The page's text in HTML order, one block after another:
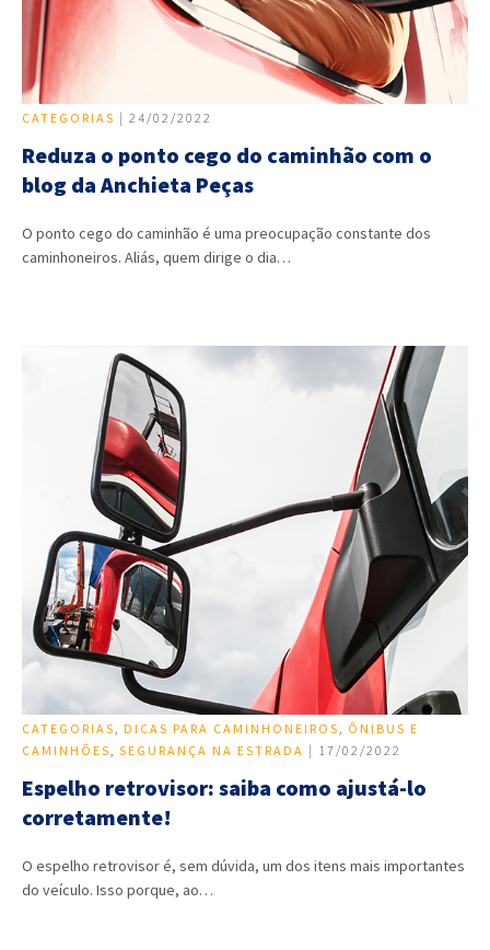
CATEGORIAS | 24/02/2022
Reduza o ponto cego do caminhão com o
blog da Anchieta Peças
O ponto cego do caminhão é uma preocupação constante dos
caminhoneiros. Aliás, quem dirige o dia…
CATEGORIAS, DICAS PARA CAMINHONEIROS, ÔNIBUS E
CAMINHÕES, SEGURANÇA NA ESTRADA | 17/02/2022
Espelho retrovisor: saiba como ajustá-lo
corretamente!
O espelho retrovisor é, sem dúvida, um dos itens mais importantes
do veículo. Isso porque, ao…